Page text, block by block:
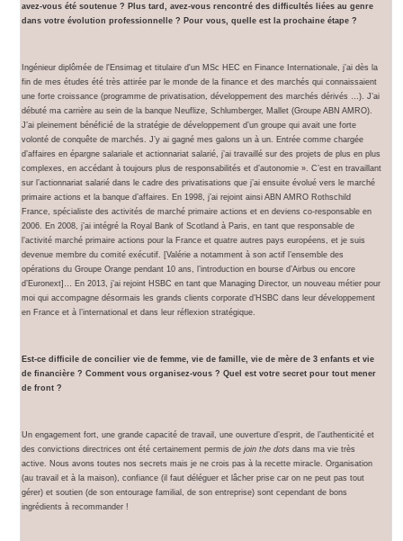
avez-vous été soutenue ? Plus tard, avez-vous rencontré des difficultés liées au genre
dans votre évolution professionnelle ? Pour vous, quelle est la prochaine étape ?
Ingénieur diplômée de l'Ensimag et titulaire d'un MSc HEC en Finance Internationale, j’ai dès la
fin de mes études été très attirée par le monde de la finance et des marchés qui connaissaient
une forte croissance (programme de privatisation, développement des marchés dérivés …). J’ai
débuté ma carrière au sein de la banque Neuflize, Schlumberger, Mallet (Groupe ABN AMRO).
J’ai pleinement bénéficié de la stratégie de développement d’un groupe qui avait une forte
volonté de conquête de marchés. J’y ai gagné mes galons un à un. Entrée comme chargée
d’affaires en épargne salariale et actionnariat salarié, j’ai travaillé sur des projets de plus en plus
complexes, en accédant à toujours plus de responsabilités et d’autonomie ». C’est en travaillant
sur l’actionnariat salarié dans le cadre des privatisations que j’ai ensuite évolué vers le marché
primaire actions et la banque d’affaires. En 1998, j’ai rejoint ainsi ABN AMRO Rothschild
France, spécialiste des activités de marché primaire actions et en deviens co-responsable en
2006. En 2008, j’ai intégré la Royal Bank of Scotland à Paris, en tant que responsable de
l’activité marché primaire actions pour la France et quatre autres pays européens, et je suis
devenue membre du comité exécutif. [Valérie a notamment à son actif l’ensemble des
opérations du Groupe Orange pendant 10 ans, l’introduction en bourse d’Airbus ou encore
d’Euronext]… En 2013, j’ai rejoint HSBC en tant que Managing Director, un nouveau métier pour
moi qui accompagne désormais les grands clients corporate d’HSBC dans leur développement
en France et à l’international et dans leur réflexion stratégique.
Est-ce difficile de concilier vie de femme, vie de famille, vie de mère de 3 enfants et vie
de financière ? Comment vous organisez-vous ? Quel est votre secret pour tout mener
de front ?
Un engagement fort, une grande capacité de travail, une ouverture d’esprit, de l’authenticité et
des convictions directrices ont été certainement permis de join the dots dans ma vie très
active. Nous avons toutes nos secrets mais je ne crois pas à la recette miracle. Organisation
(au travail et à la maison), confiance (il faut déléguer et lâcher prise car on ne peut pas tout
gérer) et soutien (de son entourage familial, de son entreprise) sont cependant de bons
ingrédients à recommander !